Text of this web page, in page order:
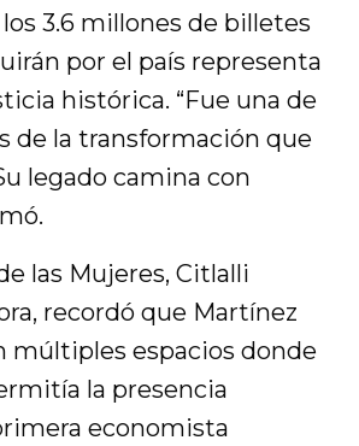
3.6 millones de billetes
por el país representa
histórica. “Fue una de
de la transformación que
legado camina con
las Mujeres, Citlalli
recordó que Martínez
múltiples espacios donde
la presencia
economista